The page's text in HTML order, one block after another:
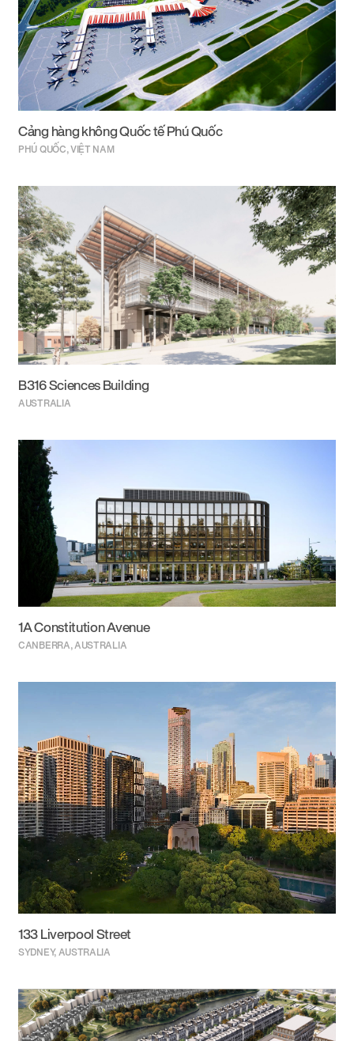
Cảng hàng không Quốc tế Phú Quốc
PHÚ QUỐC, VIỆT NAM
B316 Sciences Building
AUSTRALIA
1A Constitution Avenue
CANBERRA, AUSTRALIA
133 Liverpool Street
SYDNEY, AUSTRALIA